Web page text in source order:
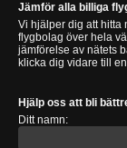
Jämför alla billiga
Vi hjälper dig att hitta
flygbolag över hela
jämförelse av nätets
klicka dig vidare till
Hjälp oss att bli
Ditt namn: